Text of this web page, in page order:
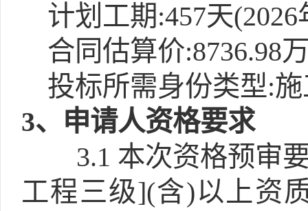
计划工期:457天
合同估算价:8736.98
投标所需身份类型:
3、申请人资格要求
3.1 本次资格预审
工程三级](含)以上资